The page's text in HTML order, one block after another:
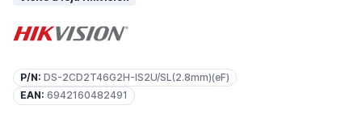
P/N: DS-2CD2T46G2H-IS2U/SL(2.8mm)(eF)
EAN: 6942160482491